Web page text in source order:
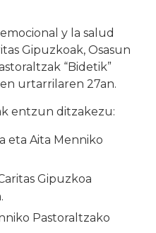
y la salud
Gipuzkoak, Osasun
“Bidetik”
urtarrilaren 27an.
entzun ditzakezu:
eta Aita Menniko
Gipuzkoa
Pastoraltzako